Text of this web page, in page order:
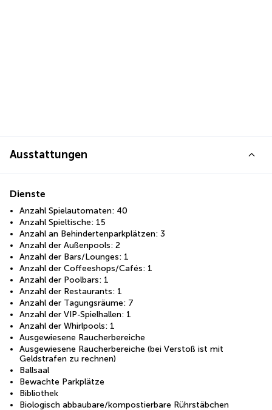
Ausstattungen
Dienste
Anzahl Spielautomaten: 40
Anzahl Spieltische: 15
Anzahl an Behindertenparkplätzen: 3
Anzahl der Außenpools: 2
Anzahl der Bars/Lounges: 1
Anzahl der Coffeeshops/Cafés: 1
Anzahl der Poolbars: 1
Anzahl der Restaurants: 1
Anzahl der Tagungsräume: 7
Anzahl der VIP-Spielhallen: 1
Anzahl der Whirlpools: 1
Ausgewiesene Raucherbereiche
Ausgewiesene Raucherbereiche (bei Verstoß ist mit
Geldstrafen zu rechnen)
Ballsaal
Bewachte Parkplätze
Bibliothek
Biologisch abbaubare/kompostierbare Rührstäbchen